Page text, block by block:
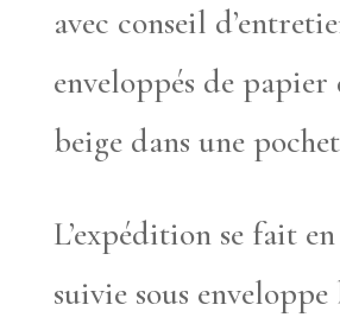
avec conseil
enveloppés de papier
beige dans une
L’expédition se fait
suivie sous